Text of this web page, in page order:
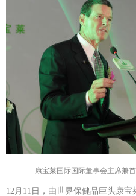
康宝莱国际国际董事会主席兼
12月11日，由世界保健品巨头康